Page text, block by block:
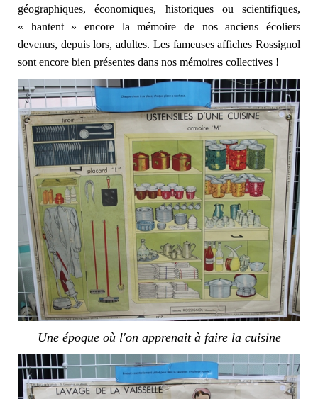
géographiques, économiques, historiques ou scientifiques,
« hantent » encore la mémoire de nos anciens écoliers
devenus, depuis lors, adultes. Les fameuses affiches Rossignol
sont encore bien présentes dans nos mémoires collectives !
Une époque où l'on apprenait à faire la cuisine